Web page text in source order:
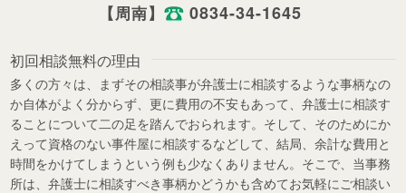
【周南】 0834-34-1645
初回相談無料の理由
多くの方々は、まずその相談事が弁護士に相談するような事柄なの
か自体がよく分からず、更に費用の不安もあって、弁護士に相談す
ることについて二の足を踏んでおられます。そして、そのためにか
えって資格のない事件屋に相談するなどして、結局、余計な費用と
時間をかけてしまうという例も少なくありません。そこで、当事務
所は、弁護士に相談すべき事柄かどうかも含めてお気軽にご相談い